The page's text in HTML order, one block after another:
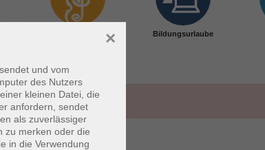
Bildungsurlaube
und vom
des Nutzers
kleinen Datei, die
anfordern, sendet
als zuverlässiger
zu merken oder die
in die Verwendung
×